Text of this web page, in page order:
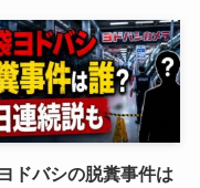
ドバシの脱糞事件は